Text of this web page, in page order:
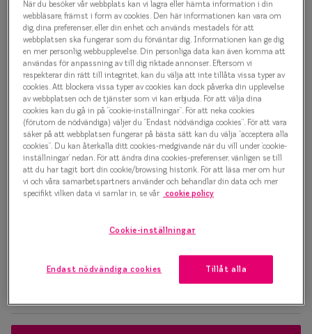
Olika
Taberg
Sun 0IY5044 C02 Solglasögon
1 000 kr
Välj färg:
Rosa
Osäker på vilken storlek du har? Se vår Storleksguide
När du besöker vår webbplats kan vi lagra eller hämta information i din
webbläsare, främst i form av cookies. Den här informationen kan vara om
dig, dina preferenser, eller din enhet och används mestadels för att
webbplatsen ska fungerar som du förväntar dig. Informationen kan ge dig
en mer personlig webbupplevelse. Din personliga data kan även komma att
användas för anpassning av till dig riktade annonser. Eftersom vi
respekterar din rätt till integritet, kan du välja att inte tillåta vissa typer av
cookies. Att blockera vissa typer av cookies kan dock påverka din upplevelse
av webbplatsen och de tjänster som vi kan erbjuda. För att välja dina
cookies kan du gå in på ”cookie-inställningar”. För att neka cookies
(förutom de nödvändiga) väljer du ”Endast nödvändiga cookies”. För att vara
säker på att webbplatsen fungerar på bästa sätt kan du välja ”acceptera alla
cookies”. Du kan återkalla ditt cookies-medgivande när du vill under ’cookie-
inställningar’ nedan. För att ändra dina cookies-preferenser, vänligen se till
att du har tagit bort din cookie/browsing historik. För att läsa mer om hur
vi och våra samarbetspartners använder och behandlar din data och mer
specifikt vilken data vi samlar in, se vår cookie policy
Cookie-inställningar
Endast nödvändiga cookies Tillåt alla